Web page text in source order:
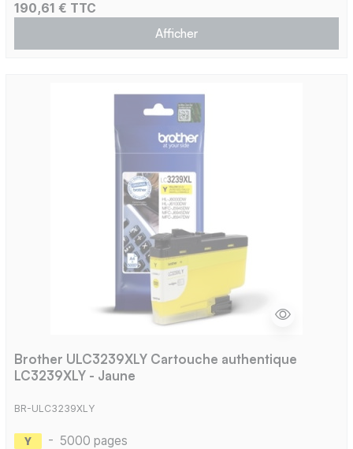
190,61 € TTC
Afficher
Brother ULC3239XLY Cartouche authentique
LC3239XLY - Jaune
BR-ULC3239XLY
- 5000 pages